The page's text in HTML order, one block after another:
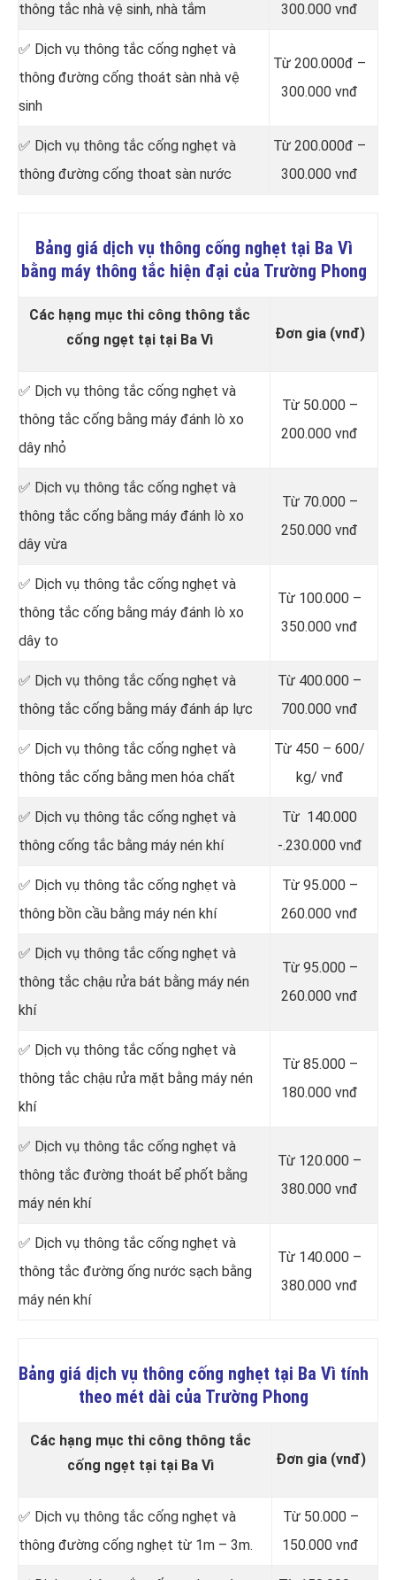
thông tắc nhà vệ sinh, nhà tắm
300.000 vnđ
✅ Dịch vụ thông tắc cống nghẹt và
thông đường cống thoát sàn nhà vệ
sinh
Từ 200.000đ –
300.000 vnđ
✅ Dịch vụ thông tắc cống nghẹt và
thông đường cống thoat sàn nước
Từ 200.000đ –
300.000 vnđ
Bảng giá dịch vụ thông cống nghẹt tại Ba Vì
bằng máy thông tắc hiện đại của Trường Phong
Các hạng mục thi công thông tắc
cống ngẹt tại tại Ba Vì
Đơn gia (vnđ)
✅ Dịch vụ thông tắc cống nghẹt và
thông tắc cống bằng máy đánh lò xo
dây nhỏ
Từ 50.000 –
200.000 vnđ
✅ Dịch vụ thông tắc cống nghẹt và
thông tắc cống bằng máy đánh lò xo
dây vừa
Từ 70.000 –
250.000 vnđ
✅ Dịch vụ thông tắc cống nghẹt và
thông tắc cống bằng máy đánh lò xo
dây to
Từ 100.000 –
350.000 vnđ
✅ Dịch vụ thông tắc cống nghẹt và
thông tắc cống bằng máy đánh áp lực
Từ 400.000 –
700.000 vnđ
✅ Dịch vụ thông tắc cống nghẹt và
thông tắc cống bằng men hóa chất
Từ 450 – 600/
kg/ vnđ
✅ Dịch vụ thông tắc cống nghẹt và
thông cống tắc bằng máy nén khí
Từ 140.000
-.230.000 vnđ
✅ Dịch vụ thông tắc cống nghẹt và
thông bồn cầu bằng máy nén khí
Từ 95.000 –
260.000 vnđ
✅ Dịch vụ thông tắc cống nghẹt và
thông tắc chậu rửa bát bằng máy nén
khí
Từ 95.000 –
260.000 vnđ
✅ Dịch vụ thông tắc cống nghẹt và
thông tắc chậu rửa mặt bằng máy nén
khí
Từ 85.000 –
180.000 vnđ
✅ Dịch vụ thông tắc cống nghẹt và
thông tắc đường thoát bể phốt bằng
máy nén khí
Từ 120.000 –
380.000 vnđ
✅ Dịch vụ thông tắc cống nghẹt và
thông tắc đường ống nước sạch bằng
máy nén khí
Từ 140.000 –
380.000 vnđ
Bảng giá dịch vụ thông cống nghẹt tại Ba Vì tính
theo mét dài của Trường Phong
Các hạng mục thi công thông tắc
cống ngẹt tại tại Ba Vì
Đơn gia (vnđ)
✅ Dịch vụ thông tắc cống nghẹt và
thông đường cống nghẹt từ 1m – 3m.
Từ 50.000 –
150.000 vnđ